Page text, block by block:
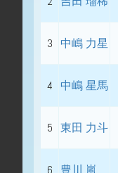
3 中嶋 力星
4 中嶋 星馬
5 東田 力斗
6 豊川 嵐